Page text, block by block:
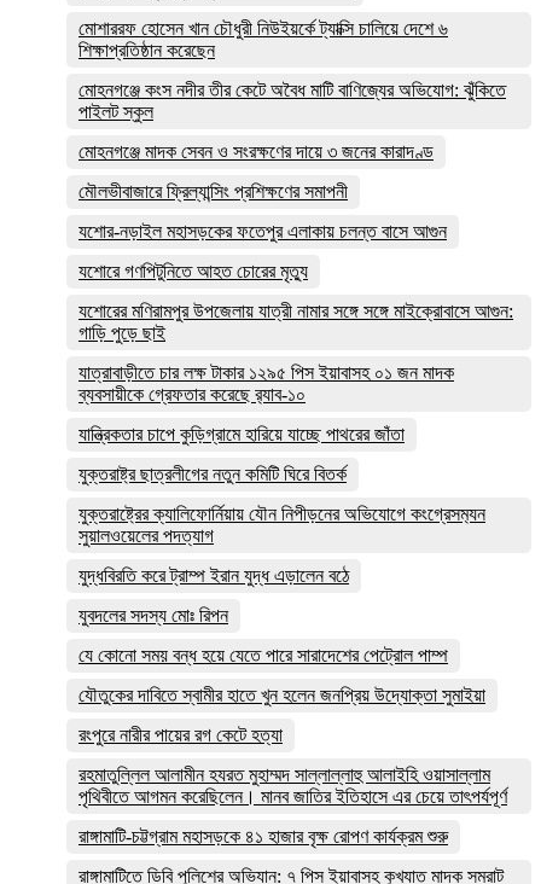
মোশাররফ হোসেন খান চৌধুরী নিউইয়র্কে ট্যাক্সি চালিয়ে দেশে ৬
শিক্ষাপ্রতিষ্ঠান করেছেন
মোহনগঞ্জে কংস নদীর তীর কেটে অবৈধ মাটি বাণিজ্যের অভিযোগ: ঝুঁকিতে
পাইলট স্কুল
মোহনগঞ্জে মাদক সেবন ও সংরক্ষণের দায়ে ৩ জনের কারাদণ্ড
মৌলভীবাজারে ফ্রিল্যান্সিং প্রশিক্ষণের সমাপনী
যশোর-নড়াইল মহাসড়কের ফতেপুর এলাকায় চলন্ত বাসে আগুন
যশোরে গণপিটুনিতে আহত চোরের মৃত্যু
যশোরের মণিরামপুর উপজেলায় যাত্রী নামার সঙ্গে সঙ্গে মাইক্রোবাসে আগুন:
গাড়ি পুড়ে ছাই
যাত্রাবাড়ীতে চার লক্ষ টাকার ১২৯৫ পিস ইয়াবাসহ ০১ জন মাদক
ব্যবসায়ীকে গ্রেফতার করেছে র‌্যাব-১০
যান্ত্রিকতার চাপে কুড়িগ্রামে হারিয়ে যাচ্ছে পাথরের জাঁতা
যুক্তরাষ্ট্র ছাত্রলীগের নতুন কমিটি ঘিরে বিতর্ক
যুক্তরাষ্ট্রের ক্যালিফোর্নিয়ায় যৌন নিপীড়নের অভিযোগে কংগ্রেসম‍্যন
সুয়ালওয়েলের পদত্যাগ
যুদ্ধবিরতি করে ট্রাম্প ইরান যুদ্ধ এড়ালেন বঠে
যুবদলের সদস্য মোঃ রিপন
যে কোনো সময় বন্ধ হয়ে যেতে পারে সারাদেশের পেট্রোল পাম্প
যৌতুকের দাবিতে স্বামীর হাতে খুন হলেন জনপ্রিয় উদ্যোক্তা সুমাইয়া
রংপুরে নারীর পায়ের রগ কেটে হত্যা
রহমাতুল্লিল আলামীন হযরত মুহাম্মদ সাল্লাল্লাহু আলাইহি ওয়াসাল্লাম
পৃথিবীতে আগমন করেছিলেন। মানব জাতির ইতিহাসে এর চেয়ে তাৎপর্যপূর্ণ
রাঙ্গামাটি-চট্টগ্রাম মহাসড়কে ৪১ হাজার বৃক্ষ রোপণ কার্যক্রম শুরু
রাঙ্গামাটিতে ডিবি পুলিশের অভিযান: ৭ পিস ইয়াবাসহ কুখ্যাত মাদক সম্রাট